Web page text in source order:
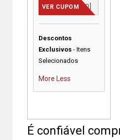
[JA INCLUSO]
VER CUPOM
Descontos
Exclusivos - Itens
Selecionados
More Less
É confiável